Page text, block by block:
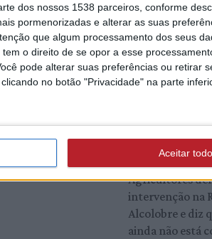
dos nossos 1538 parceiros, conforme
pormenorizadas e alterar as suas
que algum processamento dos seus
o direito de se opor a esse
pode alterar suas preferências ou retirar
no botão "Privacidade" na parte
Aceitar
Bombeiros
estrutura de
com novo
comandante e
adjuntos (c/
5/08/2026 às 15:36
Agricultores
intervenção na
Alcolobre e diz
ainda não está